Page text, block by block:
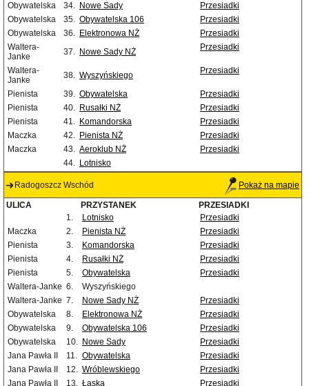
Obywatelska
34. Nowe Sady
Przesiadki
Obywatelska
35. Obywatelska 106
Przesiadki
Obywatelska
36. Elektronowa NŻ
Przesiadki
Waltera-
Janke
37. Nowe Sady NŻ Przesiadki
Waltera-
Janke
38. Wyszyńskiego Przesiadki
Pienista 39. Obywatelska
Przesiadki
Pienista
40. Rusałki NŻ
Przesiadki
Pienista
41. Komandorska
Przesiadki
Maczka
42. Pienista NŻ
Przesiadki
Maczka
43. Aeroklub NŻ
Przesiadki
44. Lotnisko
Radogoszcz Wschód Pokaż na mapie
ULICA PRZYSTANEK
PRZESIADKI
1.
Lotnisko
Przesiadki
Maczka
2. Pienista NŻ
Przesiadki
Pienista
3. Komandorska
Przesiadki
Pienista
4. Rusałki NŻ
Przesiadki
Pienista
5. Obywatelska
Przesiadki
Waltera-Janke 6.
Wyszyńskiego
Waltera-Janke 7. Nowe Sady NŻ
Przesiadki
Obywatelska
8. Elektronowa NŻ
Przesiadki
Obywatelska
9. Obywatelska 106
Przesiadki
Obywatelska
10. Nowe Sady
Przesiadki
Jana Pawła II
11. Obywatelska
Przesiadki
Jana Pawła II
12. Wróblewskiego
Przesiadki
Jana Pawła II
13. Łaska
Przesiadki